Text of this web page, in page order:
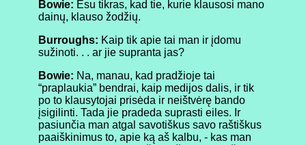
Bowie: Esu tikras, kad tie, kurie klausosi mano
dainų, klauso žodžių.
Burroughs: Kaip tik apie tai man ir įdomu
sužinoti. . . ar jie supranta jas?
Bowie: Na, manau, kad pradžioje tai
“praplaukia” bendrai, kaip medijos dalis, ir tik
po to klausytojai prisėda ir neištvėrę bando
įsigilinti. Tada jie pradeda suprasti eiles. Ir
pasiunčia man atgal savotiškus savo raštiškus
paaiškinimus to, apie ką aš kalbu, - kas man